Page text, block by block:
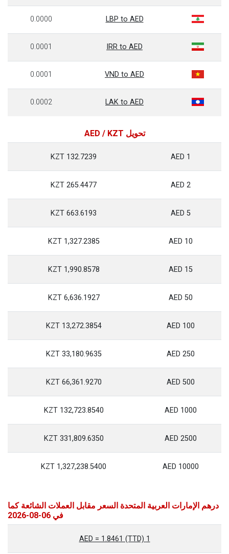
LBP to AED
0.0000
IRR to AED
0.0001
VND to AED
0.0001
LAK to AED
0.0002
تحويل AED / KZT
1 AED
132.7239 KZT
2 AED
265.4477 KZT
5 AED
663.6193 KZT
10 AED
1,327.2385 KZT
15 AED
1,990.8578 KZT
50 AED
6,636.1927 KZT
100 AED
13,272.3854 KZT
250 AED
33,180.9635 KZT
500 AED
66,361.9270 KZT
1000 AED
132,723.8540 KZT
2500 AED
331,809.6350 KZT
10000 AED
1,327,238.5400 KZT
درهم الإمارات العربية المتحدة السعر مقابل العملات الشائعة كما
في 06-08-2026
1 AED = 1.8461 (TTD)